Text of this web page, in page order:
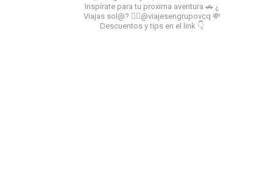
Inspírate para tu proxima aventura 🚗 ¿
Viajas sol@? 👉🏻@viajesengrupovcq 💸
Descuentos y tips en el link 👇